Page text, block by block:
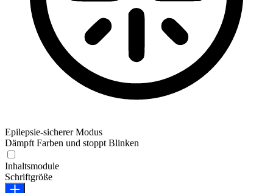
Epilepsie-sicherer Modus
Dämpft Farben und stoppt Blinken
Inhaltsmodule
Schriftgröße